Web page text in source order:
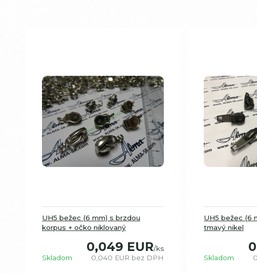
UH5 bežec (6 mm) s brzdou
korpus + očko niklovaný
0,049 EUR/ks
0,040 EUR bez DPH
Skladom
UH5 bežec (6
tmavý nikel
Skladom